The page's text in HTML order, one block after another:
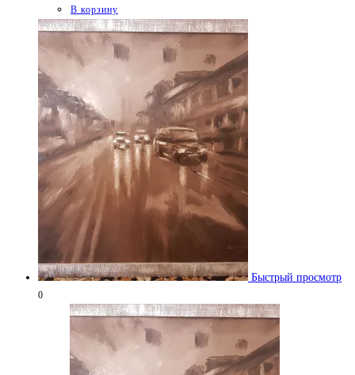
В корзину
Быстрый просмотр
0